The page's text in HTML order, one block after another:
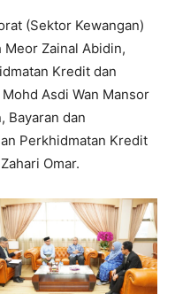
(Sektor Kewangan)
Meor Zainal Abidin,
Kredit dan
Asdi Wan Mansor
Bayaran dan
Perkhidmatan Kredit
Omar.